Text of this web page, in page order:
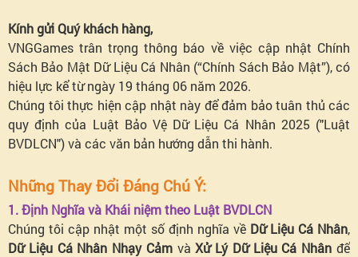
Giới Thiệu
Hướng Dẫn
Cộng Đồng
Thư Viện
CSKH
Kính gửi Quý khách hàng,
VNGGames trân trọng thông báo về việc cập nhật Chính
Sách Bảo Mật Dữ Liệu Cá Nhân (“Chính Sách Bảo Mật”), có
hiệu lực kể từ ngày 19 tháng 06 năm 2026.
Chúng tôi thực hiện cập nhật này để đảm bảo tuân thủ các
quy định của Luật Bảo Vệ Dữ Liệu Cá Nhân 2025 ("Luật
BVDLCN") và các văn bản hướng dẫn thi hành.
Những Thay Đổi Đáng Chú Ý:
1. Định Nghĩa và Khái niệm theo Luật BVDLCN
Chúng tôi cập nhật một số định nghĩa về Dữ Liệu Cá Nhân,
Dữ Liệu Cá Nhân Nhạy CảmvàXử Lý Dữ Liệu Cá Nhân để